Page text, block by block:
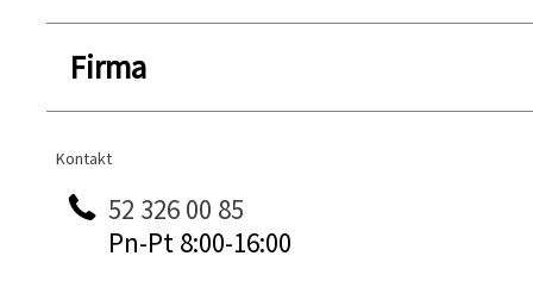
Firma
Kontakt
Kontakt
52 326 00 85
Pn-Pt 8:00-16:00